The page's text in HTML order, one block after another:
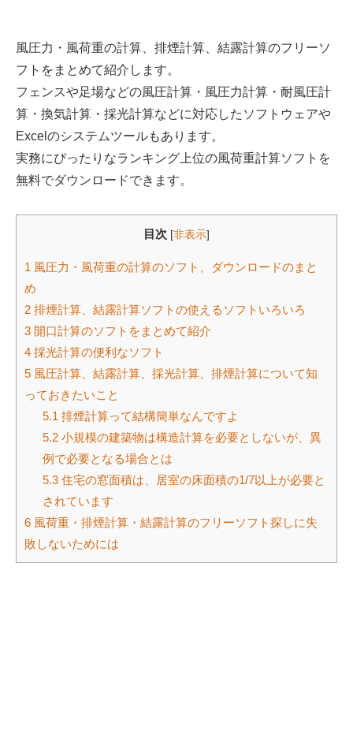
風圧力・風荷重の計算、排煙計算、結露計算のフリーソ
フトをまとめて紹介します。
フェンスや足場などの風圧計算・風圧力計算・耐風圧計
算・換気計算・採光計算などに対応したソフトウェアや
Excelのシステムツールもあります。
実務にぴったりなランキング上位の風荷重計算ソフトを
無料でダウンロードできます。
目次 [非表示]
1 風圧力・風荷重の計算のソフト、ダウンロードのまと
め
2 排煙計算、結露計算ソフトの使えるソフトいろいろ
3 開口計算のソフトをまとめて紹介
4 採光計算の便利なソフト
5 風圧計算、結露計算、採光計算、排煙計算について知
っておきたいこと
5.1 排煙計算って結構簡単なんですよ
5.2小規模の建築物は構造計算を必要としないが、異
例で必要となる場合とは
5.3住宅の窓面積は、居室の床面積の1/7以上が必要と
されています
6 風荷重・排煙計算・結露計算のフリーソフト探しに失
敗しないためには